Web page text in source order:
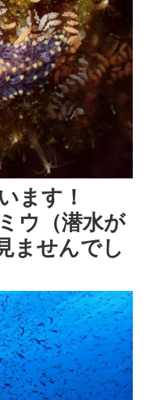
ます！
ウ（潜水が
ませんでし